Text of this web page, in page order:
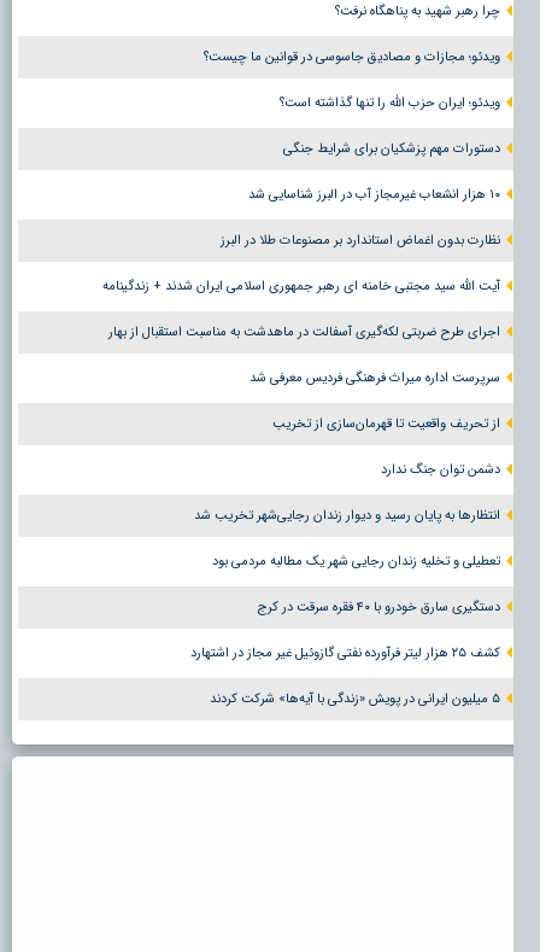
چرا رهبر شهید به پناهگاه نرفت؟
ویدئو؛ مجازات و مصادیق جاسوسی در قوانین ما چیست؟
ویدئو؛ ایران حزب الله را تنها گذاشته است؟
دستورات مهم پزشکیان برای شرایط جنگی
نظارت بدون اغماض استاندارد بر مصنوعات طلا در البرز
آیت الله سید مجتبی خامنه ای رهبر جمهوری اسلامی ایران شدند + زندگینامه
اجرای طرح ضربتی لکه‌گیری آسفالت در ماهدشت به مناسبت استقبال از بهار
سرپرست اداره میراث فرهنگی فردیس معرفی شد
از تحریف واقعیت تا قهرمان‌سازی از تخریب
دشمن توان جنگ ندارد
انتظارها به پایان رسید و دیوار زندان رجایی‌شهر تخریب شد
تعطیلی و تخلیه زندان رجایی شهر یک مطالبه مردمی بود
دستگیری سارق خودرو با ۴۰ فقره سرقت در کرج
کشف ۲۵ هزار لیتر فرآورده نفتی گازوئیل غیر مجاز در اشتهارد